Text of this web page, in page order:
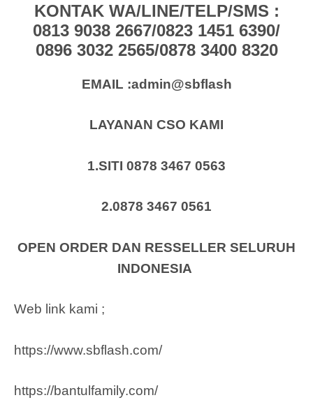
KONTAK WA/LINE/TELP/SMS :
0813 9038 2667/0823 1451 6390/
0896 3032 2565/0878 3400 8320
EMAIL :admin@sbflash
LAYANAN CSO KAMI
1.SITI 0878 3467 0563
2.0878 3467 0561
OPEN ORDER DAN RESSELLER SELURUH
INDONESIA
Web link kami ;
https://www.sbflash.com/
https://bantulfamily.com/